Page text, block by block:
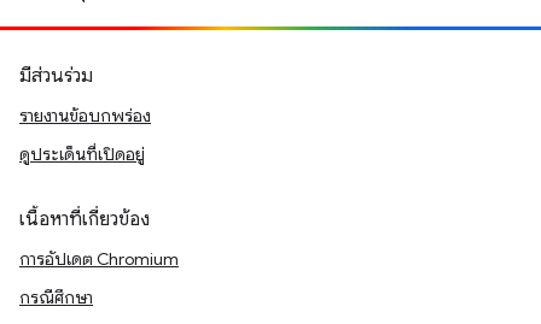
มีส่วนร่วม
รายงานข้อบกพร่อง
ดูประเด็นที่เปิดอยู่
เนื้อหาที่เกี่ยวข้อง
การอัปเดต Chromium
กรณีศึกษา